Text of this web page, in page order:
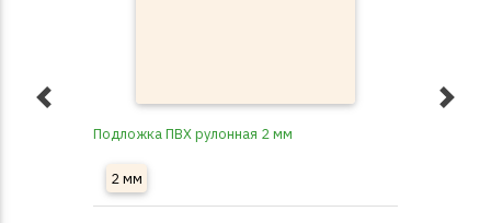
Подложка ПВХ рулонная 2 мм
2 мм